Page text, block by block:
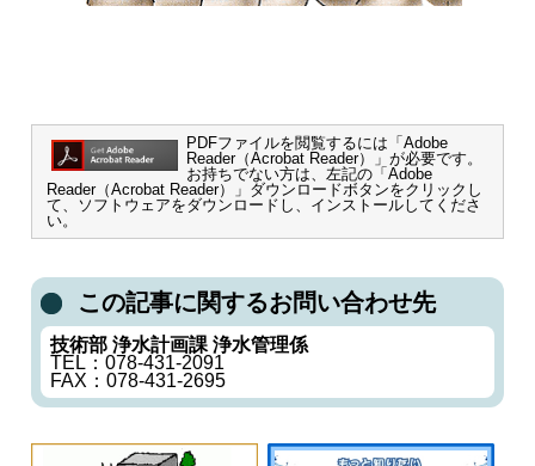
PDFファイルを閲覧するには「Adobe
Reader（Acrobat Reader）」が必要です。
お持ちでない方は、左記の「Adobe
Reader（Acrobat Reader）」ダウンロードボタンをクリックし
て、ソフトウェアをダウンロードし、インストールしてくださ
い。
この記事に関するお問い合わせ先
技術部 浄水計画課 浄水管理係
TEL：078-431-2091
FAX：078-431-2695